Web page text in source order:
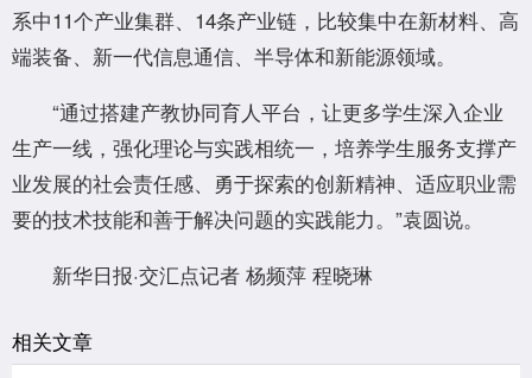
系中11个产业集群、14条产业链，比较集中在新材料、高
端装备、新一代信息通信、半导体和新能源领域。
“通过搭建产教协同育人平台，让更多学生深入企业
生产一线，强化理论与实践相统一，培养学生服务支撑产
业发展的社会责任感、勇于探索的创新精神、适应职业需
要的技术技能和善于解决问题的实践能力。”袁圆说。
新华日报·交汇点记者 杨频萍 程晓琳
相关文章